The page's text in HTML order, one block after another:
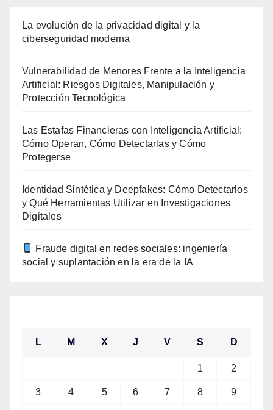
La evolución de la privacidad digital y la
ciberseguridad moderna
Vulnerabilidad de Menores Frente a la Inteligencia
Artificial: Riesgos Digitales, Manipulación y
Protección Tecnológica
Las Estafas Financieras con Inteligencia Artificial:
Cómo Operan, Cómo Detectarlas y Cómo
Protegerse
Identidad Sintética y Deepfakes: Cómo Detectarlos
y Qué Herramientas Utilizar en Investigaciones
Digitales
Fraude digital en redes sociales: ingeniería
social y suplantación en la era de la IA
L M X J V S D
1 2
3 4 5 6 7 8 9